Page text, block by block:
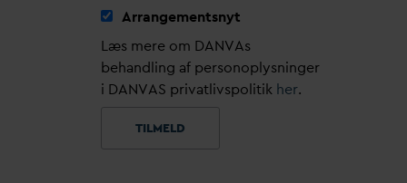
Arrangementsnyt
Læs mere om DANVAs
behandling af personoplysninger
i DANVAS privatlivspolitik her.